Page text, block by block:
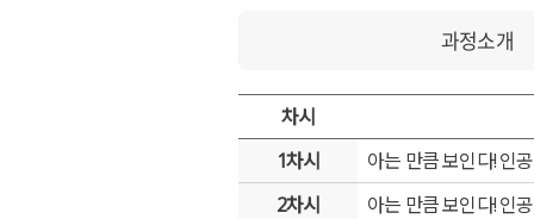
과정소개
차시
1차시
아는 만큼 보인다! 인
2차시
아는 만큼 보인다! 인